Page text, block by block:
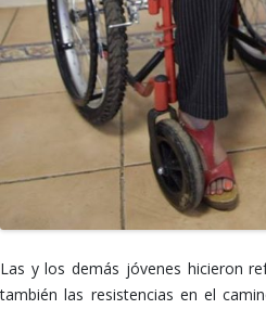
Las y los demás jóvenes hicieron
también las resistencias en el